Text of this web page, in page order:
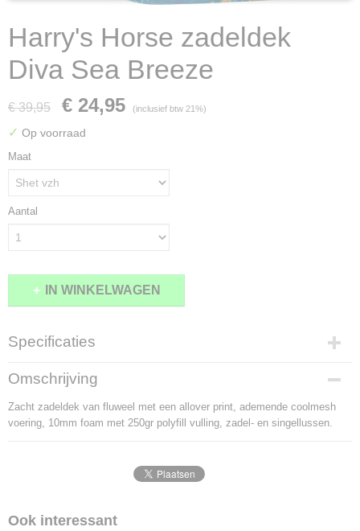
Harry's Horse zadeldek
Diva Sea Breeze
€ 39,95 € 24,95 (inclusief btw 21%)
✓ Op voorraad
Maat
Aantal
IN WINKELWAGEN
Specificaties
Productcode
1433-6542
Omschrijving
Zacht zadeldek van fluweel met een allover print, ademende coolmesh
voering, 10mm foam met 250gr polyfill vulling, zadel- en singellussen.
Ook interessant